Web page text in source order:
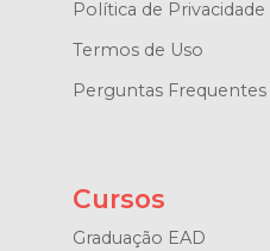
Política de Privacidade
Termos de Uso
Perguntas Frequentes
Cursos
Graduação EAD